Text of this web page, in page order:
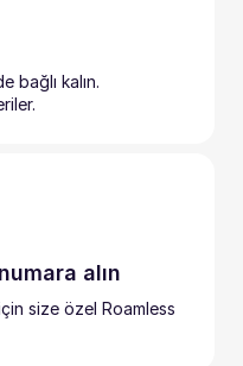
bağlı kalın.
alın
size özel Roamless